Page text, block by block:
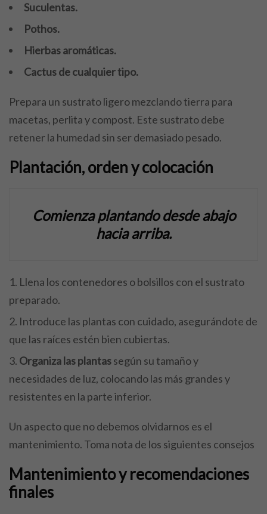
Suculentas.
Pothos.
Hierbas aromáticas.
Cactus de cualquier tipo.
Prepara un sustrato ligero mezclando tierra para
macetas, perlita y compost. Este sustrato debe
retener la humedad sin ser demasiado pesado.
Plantación, orden y colocación
Comienza plantando desde abajo
hacia arriba.
Llena los contenedores o bolsillos con el sustrato
preparado.
Introduce las plantas con cuidado, asegurándote de
que las raíces estén bien cubiertas.
Organiza las plantassegún su tamaño y
necesidades de luz, colocando las más grandes y
resistentes en la parte inferior.
Un aspecto que no debemos olvidarnos es el
mantenimiento. Toma nota de los siguientes consejos
Mantenimiento y recomendaciones
finales